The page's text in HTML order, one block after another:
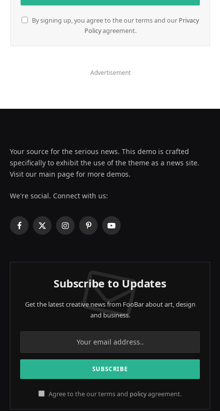
By signing up, you agree to the our terms and our Privacy
Policyagreement.
Advertisement
Your source for the serious news. This demo is crafted
specifically to exhibit the use of the theme as a news site.
Visit our main page for more demos.
We're social. Connect with us:
Facebook
X
InstagramPinterestYouTube
Subscribe to Updates
Get the latest creative news from FooBar about art, design
and business.
Agree to the our terms and policyagreement.